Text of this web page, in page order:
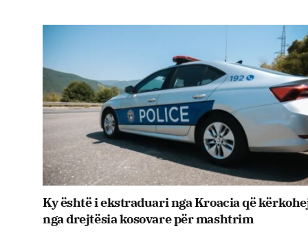
Ky është i ekstraduari nga Kroacia që
nga drejtësia kosovare për mashtrim